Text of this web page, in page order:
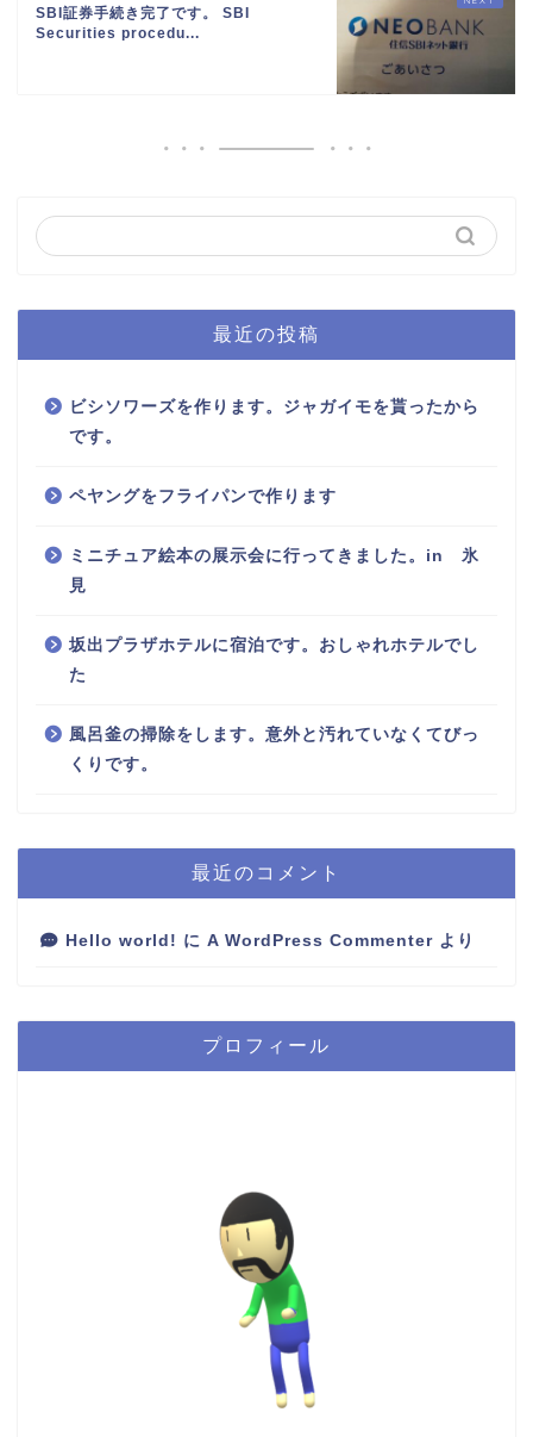
SBI証券手続き完了です。 SBI
Securities procedu...
最近の投稿
ビシソワーズを作ります。ジャガイモを貰ったから
です。
ペヤングをフライパンで作ります
ミニチュア絵本の展示会に行ってきました。in 氷
見
坂出プラザホテルに宿泊です。おしゃれホテルでし
た
風呂釜の掃除をします。意外と汚れていなくてびっ
くりです。
最近のコメント
Hello world! に A WordPress Commenter より
プロフィール